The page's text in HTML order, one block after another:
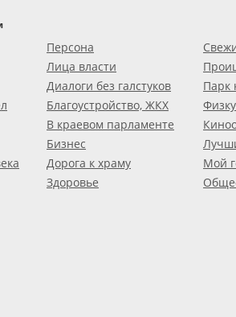
Персона
Лица власти
Диалоги без галстуков
Благоустройство, ЖКХ
В краевом парламенте
Бизнес
Дорога к храму
Здоровье
Парк
Мой